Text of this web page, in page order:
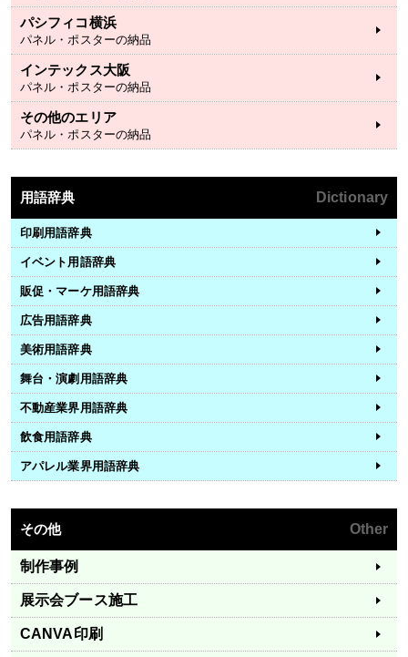
パシフィコ横浜
パネル・ポスターの納品
インテックス大阪
パネル・ポスターの納品
その他のエリア
パネル・ポスターの納品
用語辞典 Dictionary
印刷用語辞典
イベント用語辞典
販促・マーケ用語辞典
広告用語辞典
美術用語辞典
舞台・演劇用語辞典
不動産業界用語辞典
飲食用語辞典
アパレル業界用語辞典
その他 Other
制作事例
展示会ブース施工
CANVA印刷